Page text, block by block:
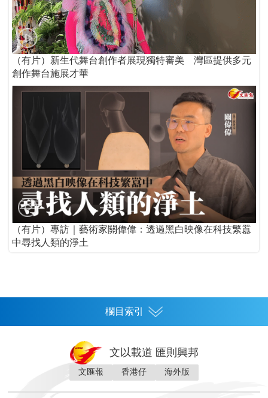
（有片）新生代舞台創作者展現獨特審美 灣區提供多元
創作舞台施展才華
（有片）專訪｜藝術家關偉偉：透過黑白映像在科技繁囂
中尋找人類的淨土
欄目索引
灣區人
文以載道 匯則興邦
文匯報 香港仔 海外版